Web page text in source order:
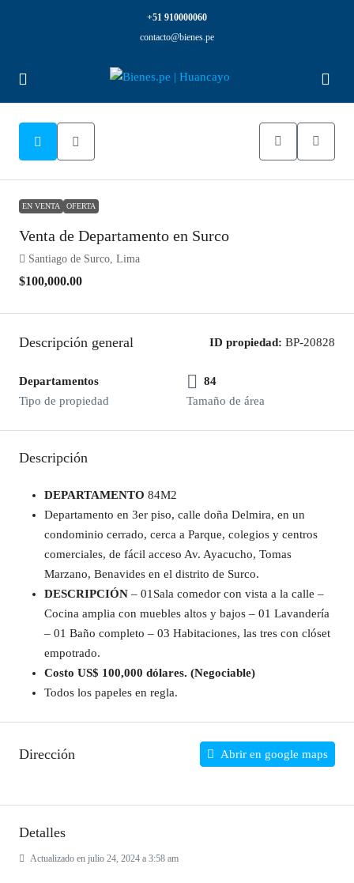
+51 910000060
contacto@bienes.pe
EN VENTA OFERTA
Venta de Departamento en Surco
Santiago de Surco, Lima
$100,000.00
Descripción general ID propiedad: BP-20828
Departamentos
Tipo de propiedad
84
Tamaño de área
Descripción
DEPARTAMENTO 84M2
Departamento en 3er piso, calle doña Delmira, en un
condominio cerrado, cerca a Parque, colegios y centros
comerciales, de fácil acceso Av. Ayacucho, Tomas
Marzano, Benavides en el distrito de Surco.
DESCRIPCIÓN – 01Sala comedor con vista a la calle –
Cocina amplia con muebles altos y bajos – 01 Lavandería
– 01 Baño completo – 03 Habitaciones, las tres con clóset
empotrado.
Costo US$ 100,000 dólares. (Negociable)
Todos los papeles en regla.
Dirección Abrir en google maps
Detalles
Actualizado en julio 24, 2024 a 3:58 am